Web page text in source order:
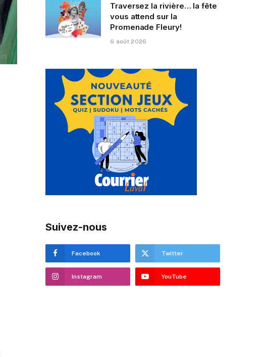
Traversez la rivière… la fête
vous attend sur la
Promenade Fleury!
6 août 2026
Suivez-nous
Facebook Twitter
Instagram YouTube